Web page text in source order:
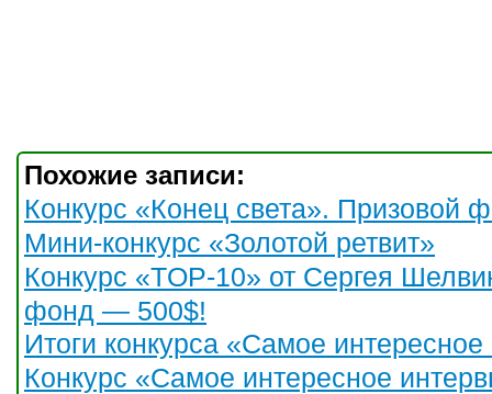
Похожие записи:
Конкурс «Конец света». Призовой
Мини-конкурс «Золотой ретвит»
Конкурс «TOP-10» от Сергея
фонд — 500$!
Итоги конкурса «Самое
Конкурс «Самое интересное